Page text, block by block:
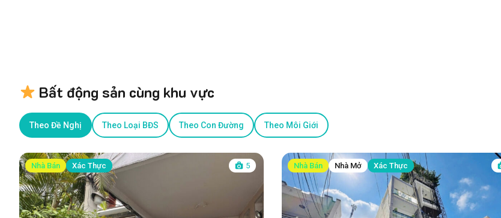
Bất động sản cùng khu vực
Theo Đề Nghị Theo Loại BĐS Theo Con Đường Theo Môi Giới
Nhà Bán Xác Thực 5 Nhà Bán Nhà Mở Xác Thực